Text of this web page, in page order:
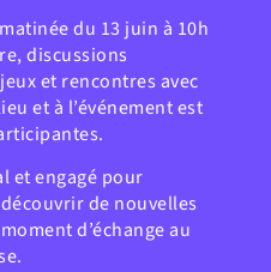
du 13 juin à 10h
discussions
et rencontres avec
et à l’événement est
et engagé pour
de nouvelles
d’échange au